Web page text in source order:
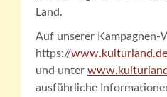
Land.
Auf unserer Kampagnen-
https://
und unter
ausführliche